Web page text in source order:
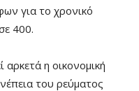
για το χρονικό
400.
αρκετά η οικονομική
του ρεύματος